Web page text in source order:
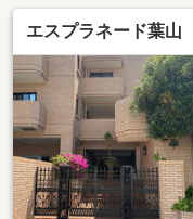
塗り壁に包ま
洗面化粧台は
ない上質さを
3LDKに、大型
まさに天空の
自然を感じ、
と開放的な眺
イフを始めま
ご体感ください
エスプラネード葉山